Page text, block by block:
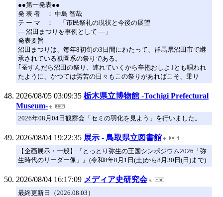
●●第一発表●●
発 表 者 ： 中島 智哉
テ ー マ ： 「市民祭礼の現状と今後の展望
― 沼田まつりを事例として ―」
発表要旨
沼田まつりは、毎年8初旬の3日間にわたって、群馬県沼田市で継
承されている祇園系の祭りである。
｢蚕すんだら沼田の祭り、連れていくから辛抱おしよ｣とも唄われ
たように、かつては労苦の日々もこの祭りがあればこそ、乗り
2026/08/05 03:09:35 栃木県立博物館 -Tochigi Prefectural
Museum-
2026年08月04日観察会「セミの羽化を見よう」を行いました。
2026/08/04 19:22:35 展示 - 鳥取県立図書館
【企画展示・一般】『とっとり弥生の王国シンポジウム2026「弥
生時代のリーダー像」』(令和8年8月1日(土)から8月30日(日)まで)
2026/08/04 16:17:09 メディア史研究会
最終更新日（2026.08.03）